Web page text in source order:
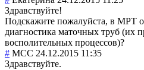
Здравствуйте!
Подскажите пожалуйста, в МРТ
диагностика маточных труб (их
восполительных процессов)?
# MCC 24.12.2015 11:35
Здравствуйте.